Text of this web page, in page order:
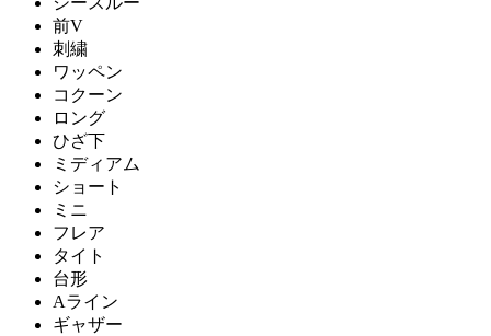
前V
刺繍
ワッペン
コクーン
ロング
ひざ下
ミディアム
ショート
ミニ
フレア
タイト
台形
Aライン
ギャザー